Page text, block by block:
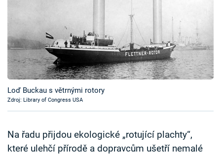
Pořady
TV Program
Časopis
Sledujte prima+
Loď Buckau s větrnými rotory
Zdroj: Library of Congress USA
Na řadu přijdou ekologické „rotující plachty“,
které ulehčí přírodě a dopravcům ušetří nemalé